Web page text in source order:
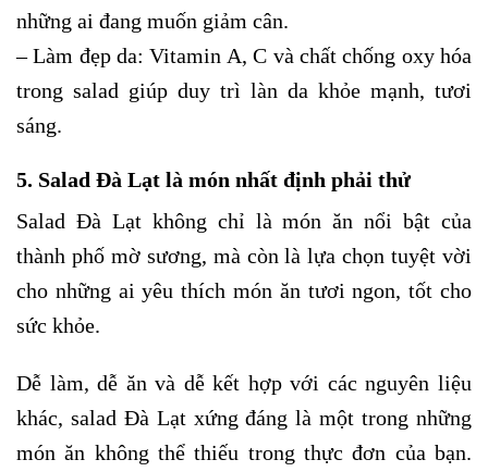
những ai đang muốn giảm cân.
– Làm đẹp da: Vitamin A, C và chất chống oxy hóa
trong salad giúp duy trì làn da khỏe mạnh, tươi
sáng.
5. Salad Đà Lạt là món nhất định phải thử
Salad Đà Lạt không chỉ là món ăn nổi bật của
thành phố mờ sương, mà còn là lựa chọn tuyệt vời
cho những ai yêu thích món ăn tươi ngon, tốt cho
sức khỏe.
Dễ làm, dễ ăn và dễ kết hợp với các nguyên liệu
khác, salad Đà Lạt xứng đáng là một trong những
món ăn không thể thiếu trong thực đơn của bạn.